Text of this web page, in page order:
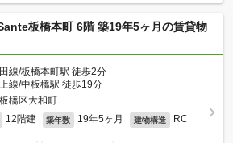
板橋本町 6階 築19年5ヶ月の賃貸物
線/板橋本町駅 徒歩2分
線/中板橋駅 徒歩19分
橋区大和町
12階建 築年数 19年5ヶ月 建物構造 RC